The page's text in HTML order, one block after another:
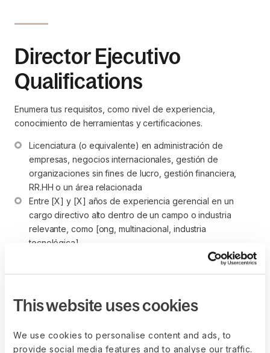
This website uses cookies
We use cookies to personalise content and ads, to
provide social media features and to analyse our traffic.
Director Ejecutivo
Qualifications
Enumera tus requisitos, como nivel de experiencia,
conocimiento de herramientas y certificaciones.
Licenciatura (o equivalente) en administración de
empresas, negocios internacionales, gestión de
organizaciones sin fines de lucro, gestión financiera,
RR.HH o un área relacionada
Entre [X] y [X] años de experiencia gerencial en un
cargo directivo alto dentro de un campo o industria
relevante, como [ong, multinacional, industria
tecnológica].
Profundo conocimiento en planificación financiera y
Experiencia comprobada en relaciones públicas,
marketing y recaudación de fondos.
experiencia en elaboración de presupuestos y análisis